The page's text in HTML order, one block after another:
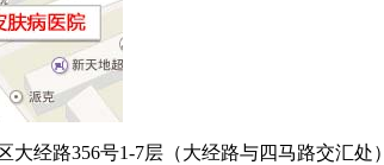
大经路356号1-7层（大经路与四马路交汇处）